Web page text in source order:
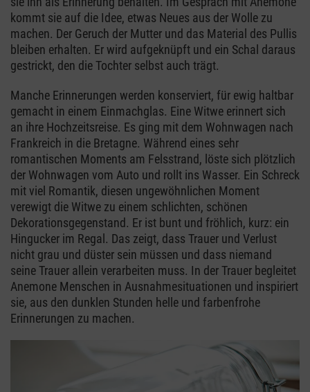
kommt sie auf die Idee, etwas Neues aus der Wolle zu
machen. Der Geruch der Mutter und das Material des Pullis
bleiben erhalten. Er wird aufgeknüpft und ein Schal daraus
gestrickt, den die Tochter selbst auch trägt.
Manche Erinnerungen werden konserviert, für ewig haltbar
gemacht in einem Einmachglas. Eine Witwe erinnert sich
an ihre Hochzeitsreise. Es ging mit dem Wohnwagen nach
Frankreich in die Bretagne. Während eines sehr
romantischen Moments am Felsstrand, löste sich plötzlich
der Wohnwagen vom Auto und rollt ins Wasser. Ein Schreck
mit viel Romantik, diesen ungewöhnlichen Moment
verewigt die Witwe zu einem schlichten, schönen
Dekorationsgegenstand. Er ist bunt und fröhlich, kurz: ein
Hingucker im Regal. Das zeigt, dass Trauer und Verlust
nicht grau und düster sein müssen und dass niemand
seine Trauer allein verarbeiten muss. In der Trauer begleitet
Anemone Menschen in Ausnahmesituationen und inspiriert
sie, aus den dunklen Stunden helle und farbenfrohe
Erinnerungen zu machen.